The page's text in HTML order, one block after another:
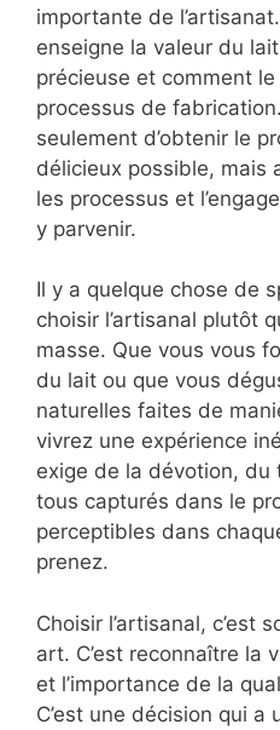
importante de
enseigne la valeur du
précieuse et comment
processus de
seulement d’obtenir le
délicieux possible, mais
les processus et
y parvenir.
Il y a quelque chose de
choisir l’artisanal plutôt
masse. Que vous vous
du lait ou que vous
naturelles faites de
vivrez une expérience
exige de la dévotion, du
tous capturés dans le
perceptibles dans
prenez.
Choisir l’artisanal, c’est
art. C’est reconnaître la
et l’importance de la
C’est une décision qui a